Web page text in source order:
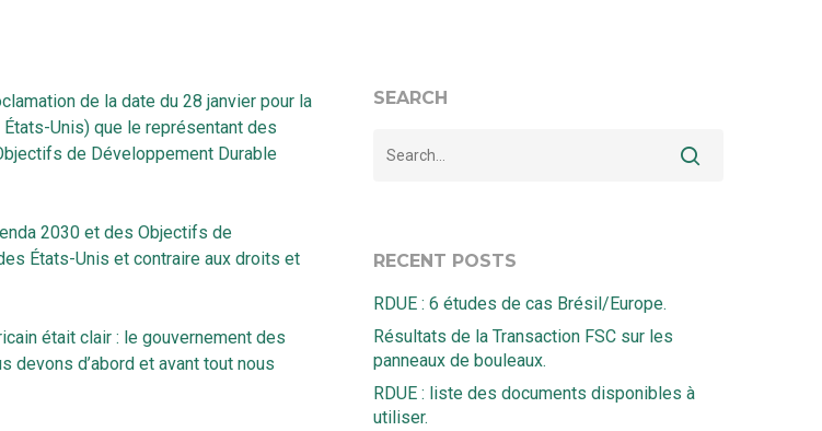
de la date du 28 janvier pour la
Unis) que le représentant des
de Développement Durable
2030 et des Objectifs de
États-Unis et contraire aux droits et
était clair : le gouvernement des
devons d’abord et avant tout nous
SEARCH
RECENT POSTS
RDUE : 6 études de cas Brésil/Europe.
Résultats de la Transaction FSC sur les
panneaux de bouleaux.
RDUE : liste des documents disponibles à
utiliser.